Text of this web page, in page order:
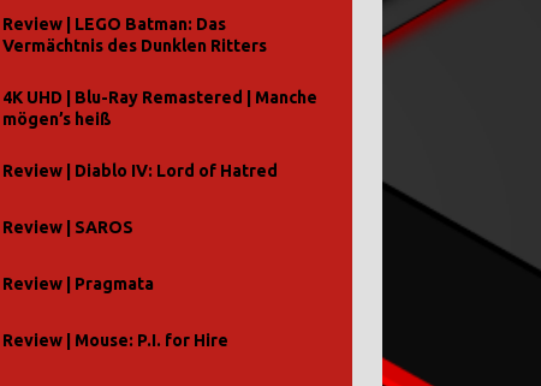
Review | LEGO Batman: Das
Vermächtnis des Dunklen Ritters
4K UHD | Blu-Ray Remastered | Manche
mögen’s heiß
Review | Diablo IV: Lord of Hatred
Review | SAROS
Review | Pragmata
Review | Mouse: P.I. for Hire